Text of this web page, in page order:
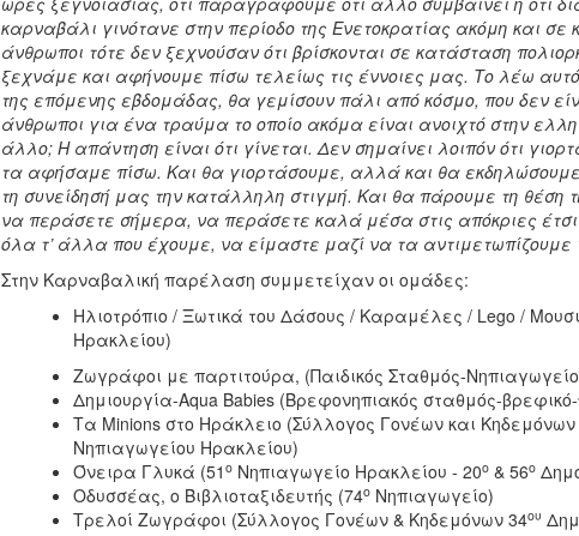
καρναβάλι γινότανε στην περίοδο της Ενετοκρατίας ακόμη και σε
άνθρωποι τότε δεν ξεχνούσαν ότι βρίσκονται σε κατάσταση
ξεχνάμε και αφήνουμε πίσω τελείως τις έννοιες μας. Το λέω αυτό
της επόμενης εβδομάδας, θα γεμίσουν πάλι από κόσμο, που δεν
άνθρωποι για ένα τραύμα το οποίο ακόμα είναι ανοιχτό στην
άλλο; Η απάντηση είναι ότι γίνεται. Δεν σημαίνει λοιπόν ότι
τα αφήσαμε πίσω. Και θα γιορτάσουμε, αλλά και θα εκδηλώσουμε
τη συνείδησή μας την κατάλληλη στιγμή. Και θα πάρουμε τη θέση
να περάσετε σήμερα, να περάσετε καλά μέσα στις απόκριες
όλα τ’ άλλα που έχουμε, να είμαστε μαζί να τα
Στην Καρναβαλική παρέλαση συμμετείχαν οι ομάδες:
Ηλιοτρόπιο / Ξωτικά του Δάσους / Καραμέλες / Lego /
Ηρακλείου)
Ζωγράφοι με παρτιτούρα, (Παιδικός Σταθμός-
Δημιουργία-Aqua Babies (Βρεφονηπιακός σταθμός-
Τα Minions στο Ηράκλειο (Σύλλογος Γονέων και Κηδεμόνων
Νηπιαγωγείου Ηρακλείου)
Όνειρα Γλυκά (51 οΝηπιαγωγείο Ηρακλείου - 20ο& 56ο
Οδυσσέας, ο Βιβλιοταξιδευτής (74οΝηπιαγωγείο)
Τρελοί Ζωγράφοι (Σύλλογος Γονέων & Κηδεμόνων 34ου